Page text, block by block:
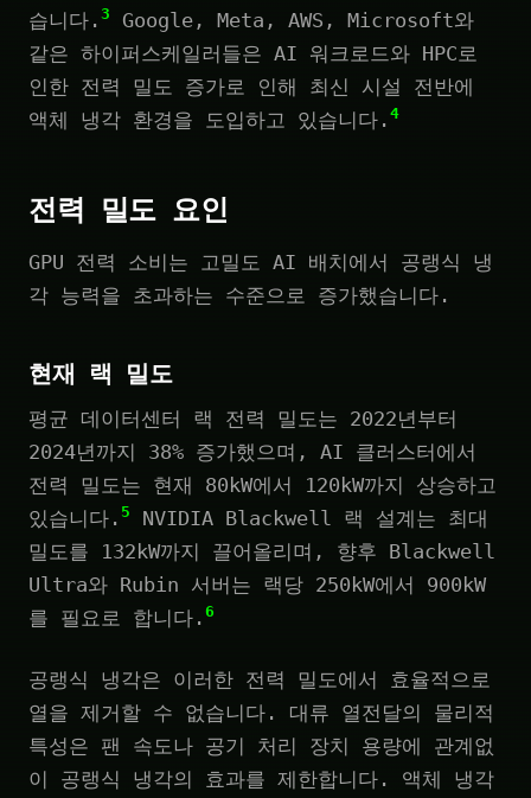
습니다. 3
Google, Meta, AWS, Microsoft와
같은 하이퍼스케일러들은 AI 워크로드와 HPC로
인한 전력 밀도 증가로 인해 최신 시설 전반에
액체 냉각 환경을 도입하고 있습니다. 4
전력 밀도 요인
GPU 전력 소비는 고밀도 AI 배치에서 공랭식 냉
각 능력을 초과하는 수준으로 증가했습니다.
현재 랙 밀도
평균 데이터센터 랙 전력 밀도는 2022년부터
2024년까지 38% 증가했으며, AI 클러스터에서
전력 밀도는 현재 80kW에서 120kW까지 상승하고
있습니다. 5
NVIDIA Blackwell 랙 설계는 최대
밀도를 132kW까지 끌어올리며, 향후 Blackwell
Ultra와 Rubin 서버는 랙당 250kW에서 900kW
를 필요로 합니다. 6
공랭식 냉각은 이러한 전력 밀도에서 효율적으로
열을 제거할 수 없습니다. 대류 열전달의 물리적
특성은 팬 속도나 공기 처리 장치 용량에 관계없
이 공랭식 냉각의 효과를 제한합니다. 액체 냉각